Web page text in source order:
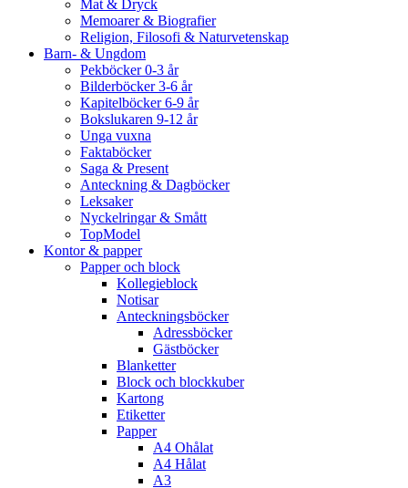
Mat & Dryck
Memoarer & Biografier
Religion, Filosofi & Naturvetenskap
Barn- & Ungdom
Pekböcker 0-3 år
Bilderböcker 3-6 år
Kapitelböcker 6-9 år
Bokslukaren 9-12 år
Unga vuxna
Faktaböcker
Saga & Present
Anteckning & Dagböcker
Leksaker
Nyckelringar & Smått
TopModel
Kontor & papper
Papper och block
Kollegieblock
Notisar
Anteckningsböcker
Adressböcker
Gästböcker
Blanketter
Block och blockkuber
Kartong
Etiketter
Papper
A4 Ohålat
A4 Hålat
A3